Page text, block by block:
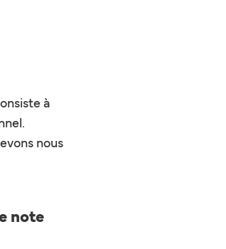
à
nous
note